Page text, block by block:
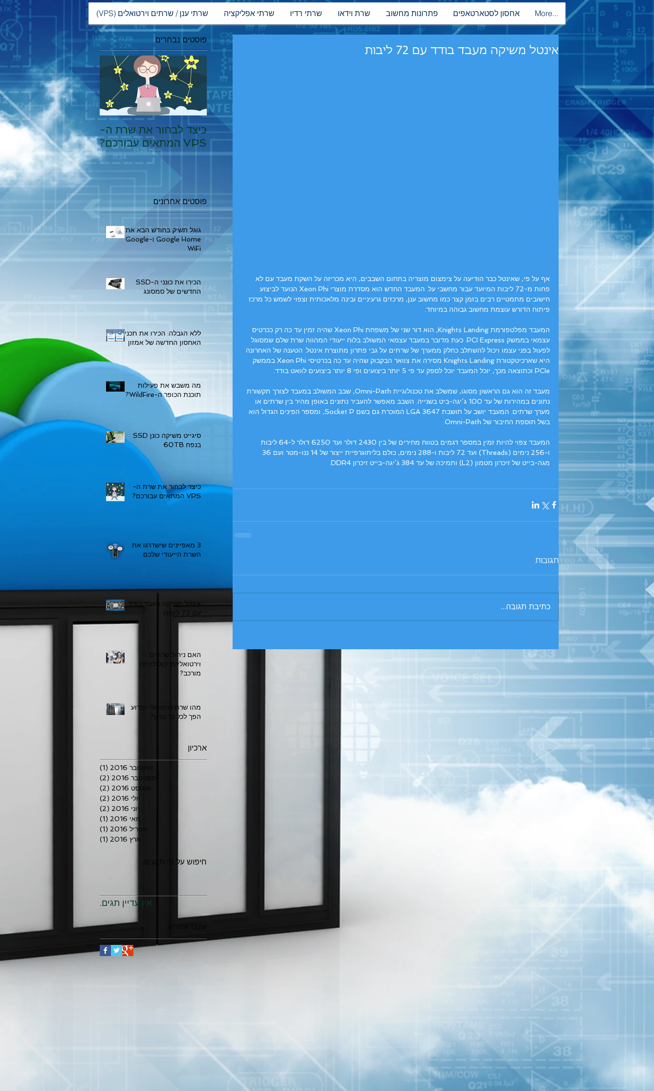
(VPS) שרתי ענן / שרתים וירטואלים שרתי אפליקציה שרתי רדיו שרת וידאו פתרונות מחשוב אחסון לסטארטאפים More...
פוסטים נבחרים
כיצד לבחור את שרת ה-
VPS המתאים עבורכם?
פוסטים אחרונים
גוגל תשיק בחודש הבא את
Google Home ו-Google
WiFi
הכירו את כונני ה-SSD
החדשים של סמסונג
ללא הגבלה: הכירו את תכנית
האחסון החדשה של אמזון
מה משבש את פעילות
תוכנת הכופר ה-WildFire?
סיגייט משיקה כונן SSD
בנפח 60TB
כיצד לבחור את שרת ה-
VPS המתאים עבורכם?
3 מאפיינים שישדרגו את
השרת הייעודי שלכם
אינטל משיקה מעבד בודד
עם 72 ליבות
האם ניהול שרתים
וירטואליים יכול להיות
מורכב?
מהו שרת וירטואלי ומדוע
הפך לכל כך נפוץ?
אינטל משיקה מעבד בודד עם 72 ליבות
אף על פי, שאינטל כבר הודיעה על צימצום מוצריה בתחום השבבים, היא מכריזה על השקת מעבד עם לא
פחות מ-72 ליבות המיועד עבור מחשבי על. המעבד החדש הוא מסדרת מוצרי Xeon Phi הנועד לביצוע
חישובים מתמטיים רבים בזמן קצר כמו מחשוב ענן, מרכזים גרעיניים ובינה מלאכותית וצפוי לשמש כל מרכז
פיתוח הדורש עוצמת מחשוב גבוהה במיוחד.
המעבד מפלטפורמת Knights Landing, הוא דור שני של משפחת Xeon Phi שהיה זמין עד כה רק ככרטיס
עצמאי בממשק PCI Express. כעת מדובר במעבד עצמאי המשולב בלוח ייעודי המהווה שרת שלם שמסוגל
לפעול בפני עצמו ויכול להשתלב כחלק ממערך של שרתים על גבי פתרון מתוצרת אינטל. הטענה של האחרונה
היא שארכיטקטורת Knights Landing מסירה את צוואר הבקבוק שהיה עד כה בכרטיסי Xeon Phi בממשק
PCIe וכתוצאה מכך, יוכל המעבד יוכל לספק עד פי 5 יותר ביצועים ופי 8 יותר ביצועים לוואט בודד.
מעבד זה הוא גם הראשון מסוגו, שמשלב את טכנולוגיית Omni-Path, שבב המשולב במעבד לצורך תקשורת
נתונים במהירות של עד 100 ג’יגה-ביט בשנייה. השבב מאפשר להעביר נתונים באופן מהיר בין שרתים או
מערך שרתים. המעבד יושב על תושבת LGA 3647 המוכרת גם בשם Socket P, ומספר הפינים הגדול הוא
בשל תוספת החיבור של Omni-Path.
המעבד צפוי להיות זמין במספר דגמים בטווח מחירים של בין 2430 דולר ועד 6250 דולר ל-64 ליבות
מגה-בייט של זיכרון מטמון (L2) ותמיכה של עד 384 ג’יגה-בייט זיכרון DDR4.
תגובות
כתיבת תגובה...
ארכיון
אוקטובר 2016 (1)
ספטמבר 2016
(2)
אוגוסט 2016
(2)
יולי 2016
(2)
יוני 2016
(2)
מאי 2016
(1)
אפריל 2016
(1)
מרץ 2016
(1)
חיפוש על פי תיוגים
אין עדיין תגים.